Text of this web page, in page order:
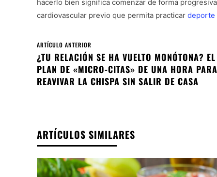
hacerlo bien significa comenzar de forma
cardiovascular previo que permita practicar deporte
ARTÍCULO ANTERIOR
¿TU RELACIÓN SE HA VUELTO MONÓTONA? EL
PLAN DE «MICRO-CITAS» DE UNA HORA PARA
REAVIVAR LA CHISPA SIN SALIR DE CASA
ARTÍCULOS SIMILARES